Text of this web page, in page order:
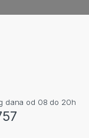
dana od 08 do 20h